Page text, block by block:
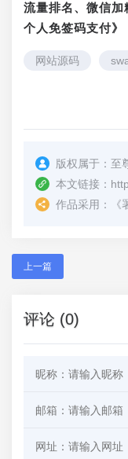
流量排名、微信加
个人免签码支付》
网站源码
版权属于： 至
本文链接：
作品采用：
《
上一篇
评论 (0)